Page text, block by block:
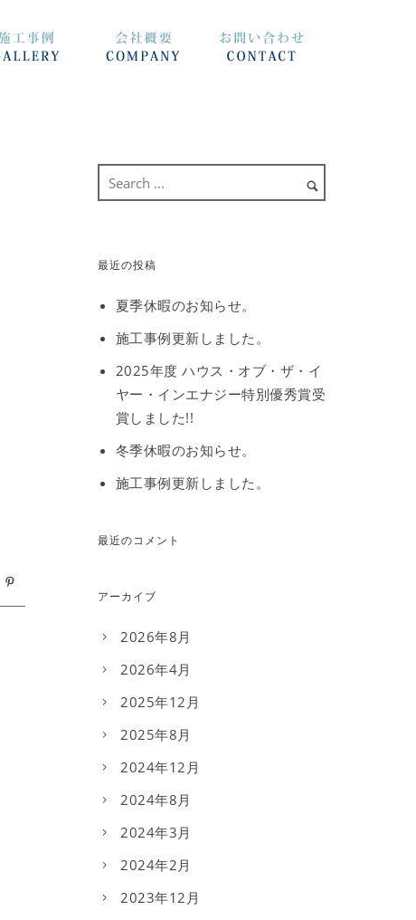
最近の投稿
夏季休暇のお知らせ。
施工事例更新しました。
2025年度 ハウス・オブ・ザ・イ
ヤー・インエナジー特別優秀賞受
賞しました!!
冬季休暇のお知らせ。
施工事例更新しました。
最近のコメント
アーカイブ
2026年8月
2026年4月
2025年12月
2025年8月
2024年12月
2024年8月
2024年3月
2024年2月
2023年12月